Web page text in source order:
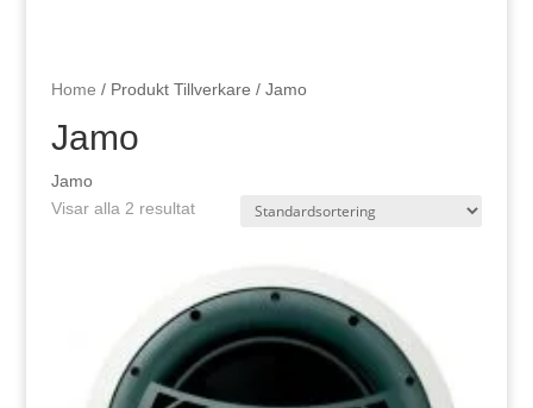
Home / Produkt Tillverkare / Jamo
Jamo
Jamo
Visar alla 2 resultat